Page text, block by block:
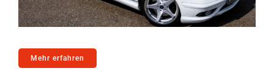
Mehr erfahren